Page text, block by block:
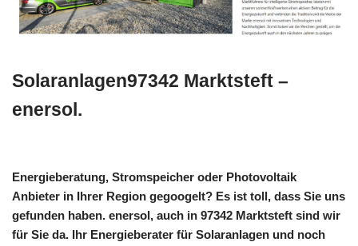
Solaranlagen97342 Marktsteft –
enersol.
Energieberatung, Stromspeicher oder Photovoltaik
Anbieter in Ihrer Region gegoogelt? Es ist toll, dass Sie uns
gefunden haben. enersol, auch in 97342 Marktsteft sind wir
für Sie da. Ihr Energieberater für Solaranlagen und noch